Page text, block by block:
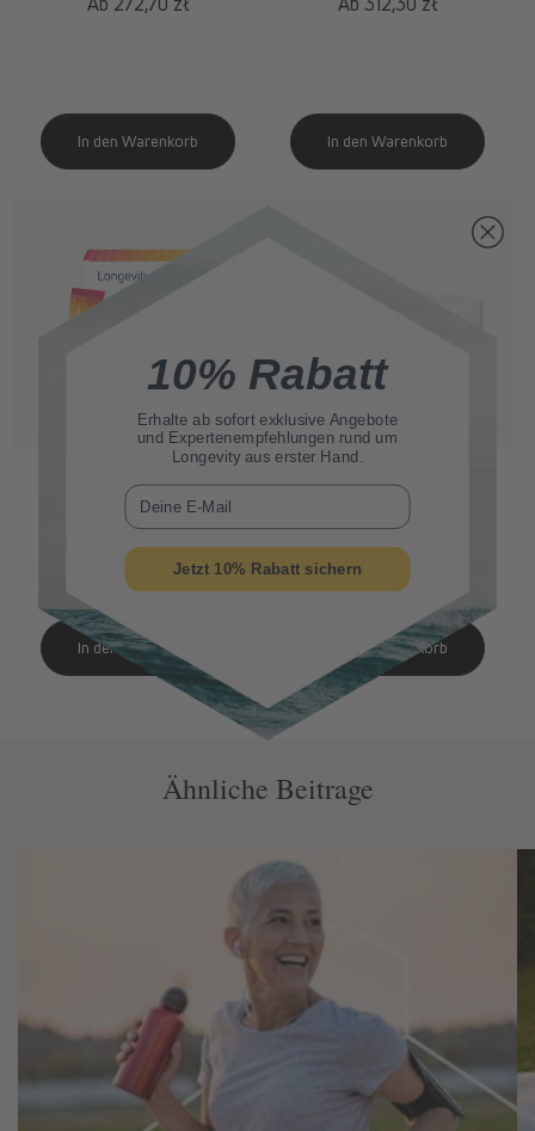
Normaler
Ab 351,00 zł
Normaler
Preis
Ab 706,50 zł
Ähnliche Beitrage
10% Rabatt
Erhalte ab sofortexklusive Angebote
und Expertenempfehlungen rund um
Longevity aus erster Hand.
E-Mail
Jetzt 10% Rabatt sichern